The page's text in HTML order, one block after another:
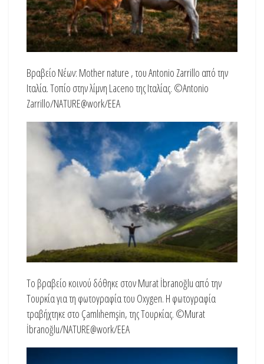
Βραβείο Νέων: Mother nature , του Antonio Zarrillo από την
Ιταλία. Τοπίο στην λίμνη Laceno της Ιταλίας. ©Antonio
Zarrillo/NATURE@work/EEA
Το βραβείο κοινού δόθηκε στον Murat İbranoğlu από την
Τουρκία για τη φωτογραφία του Oxygen. Η φωτογραφία
τραβήχτηκε στο Çamlıhemşin, της Τουρκίας. ©Murat
İbranoğlu/NATURE@work/EEA